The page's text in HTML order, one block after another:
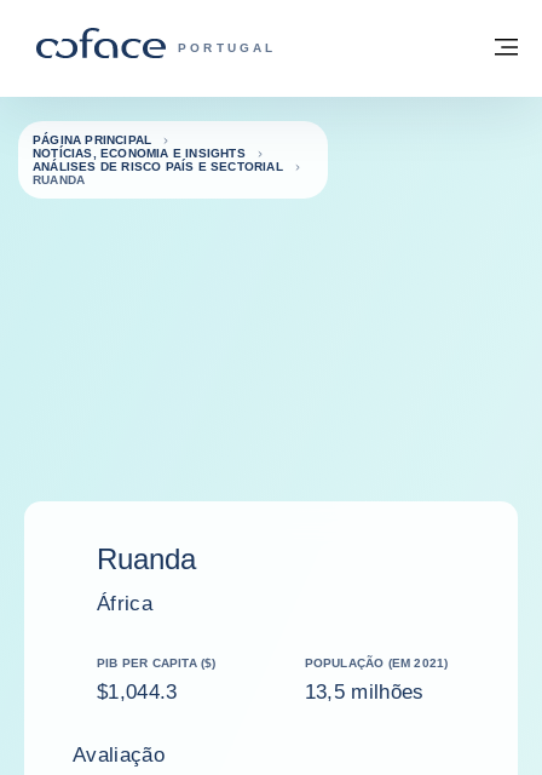
COFACE FOR TRADE - HOMEPAGE DO
PORTUGAL
Voltar à página principal
PÁGINA PRINCIPAL
NOTÍCIAS, ECONOMIA E INSIGHTS
ANÁLISES DE RISCO PAÍS E SECTORIAL
RUANDA
Ruanda
África
PIB PER CAPITA ($)
$1,044.3
POPULAÇÃO (EM 2021)
13,5 milhões
Avaliação